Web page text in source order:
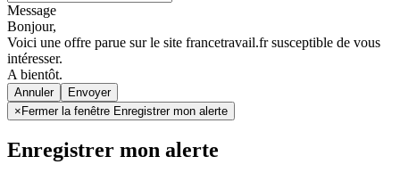
Message
Bonjour,
Voici une offre parue sur le site francetravail.fr susceptible de vous
intéresser.
A bientôt.
Annuler
× Fermer la fenêtre Enregistrer mon alerte
Enregistrer mon alerte